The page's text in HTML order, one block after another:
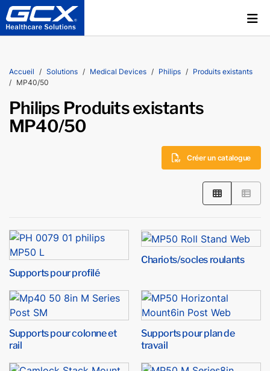
Accueil Solutions Medical Devices Philips
Produits existants
MP40/50
Philips Produits existants
MP40/50
Créer un catalogue
Supports pour profilé
Chariots/socles roulants
Supports pour colonne et
rail
Supports pour plan de
travail